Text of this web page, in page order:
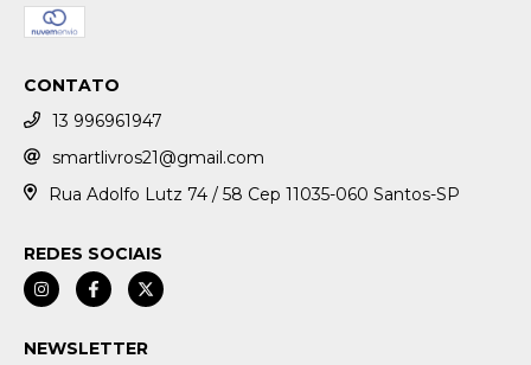
CONTATO
13 996961947
smartlivros21@gmail.com
Rua Adolfo Lutz 74 / 58 Cep 11035-060 Santos-SP
REDES SOCIAIS
NEWSLETTER